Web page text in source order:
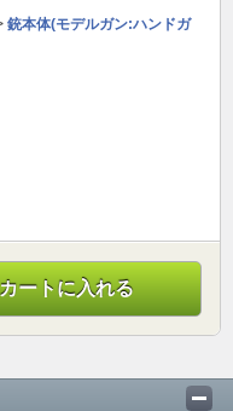
銃本体(モデルガン:ハンドガ
カートに入れる